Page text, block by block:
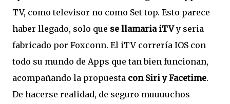
TV, como televisor no como Set top. Esto parece
haber llegado, solo que se llamaria iTVy seria
fabricado por Foxconn. El iTV correría IOS con
todo su mundo de Apps que tan bien funcionan,
acompañando la propuesta con Siri y Facetime.
De hacerse realidad, de seguro muuuuchos